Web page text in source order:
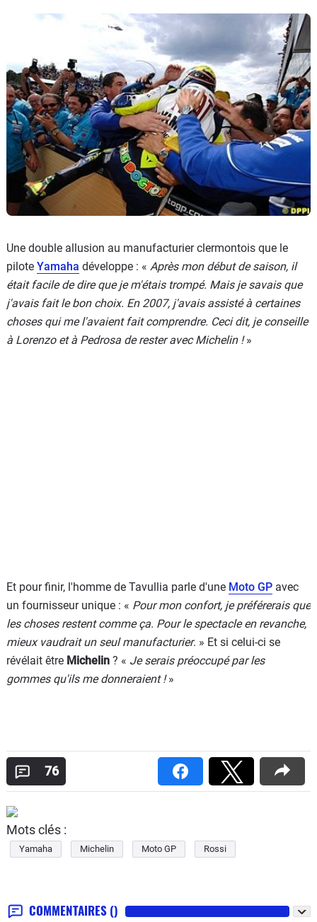
Une double allusion au manufacturier clermontois que le
pilote Yamaha développe : « Après mon début de saison, il
était facile de dire que je m'étais trompé. Mais je savais que
j'avais fait le bon choix. En 2007, j'avais assisté à certaines
choses qui me l'avaient fait comprendre. Ceci dit, je conseille
à Lorenzo et à Pedrosa de rester avec Michelin !»
Et pour finir, l'homme de Tavullia parle d'une Moto GP avec
un fournisseur unique : « Pour mon confort, je préférerais que
les choses restent comme ça. Pour le spectacle en revanche,
mieux vaudrait un seul manufacturier. » Et si celui-ci se
révélait être Michelin ? « Je serais préoccupé par les
gommes qu'ils me donneraient !»
76
Mots clés :
Yamaha Michelin Moto GP Rossi
COMMENTAIRES ()